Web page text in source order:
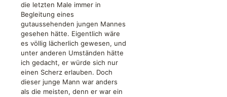
die letzten Male immer in
Begleitung eines
gutaussehenden jungen Mannes
gesehen hätte. Eigentlich wäre
es völlig lächerlich gewesen, und
unter anderen Umständen hätte
ich gedacht, er würde sich nur
einen Scherz erlauben. Doch
dieser junge Mann war anders
als die meisten, denn er war ein